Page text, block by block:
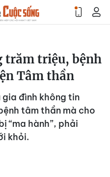
trăm triệu, bệnh
Tâm thần
đình không tin
tâm thần mà cho
“ma hành”, phải
khỏi.